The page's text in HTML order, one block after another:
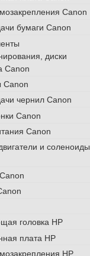
Canon
бумаги Canon
диски
Canon
чернил Canon
Canon
Canon
и соленоиды
головка HP
плата HP
HP